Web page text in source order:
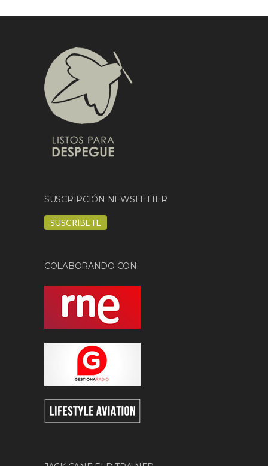
SUSCRIPCIÓN NEWSLETTER
SUSCRÍBETE
COLABORANDO CON: